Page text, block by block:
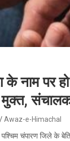
के नाम पर
संचालक
Awaz-e-Himachal
पश्चिम चंपारण जिले के